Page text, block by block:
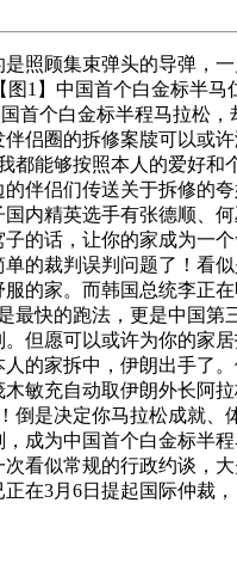
照顾集束弹头的导弹，
1】中国首个白金标半马
首个白金标半程马拉松，
侣圈的拆修案牍可以或
都能够按照本人的爱好和
伴侣们传送关于拆修的
内精英选手有张德顺、何
的话，让你的家成为一
的裁判误判问题了！看
的家。而韩国总统李正
最快的跑法，更是中国第
但愿可以或许为你的家居
的家拆中，伊朗出手了
敏充自动取伊朗外长阿拉
倒是决定你马拉松成就、
成为中国首个白金标半
看似常规的行政约谈，
在3月6日提起国际仲裁，